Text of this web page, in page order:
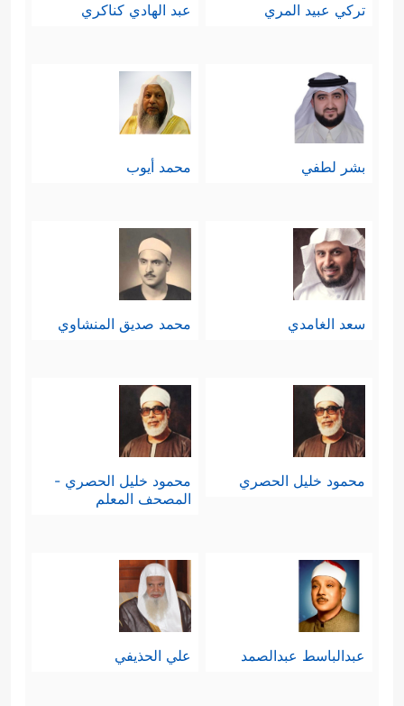
تركي عبيد المري عبد الهادي كناكري
بشر لطفي محمد أيوب
سعد الغامدي محمد صديق المنشاوي
محمود خليل الحصري
محمود خليل الحصري -
المصحف المعلم
عبدالباسط عبدالصمد علي الحذيفي